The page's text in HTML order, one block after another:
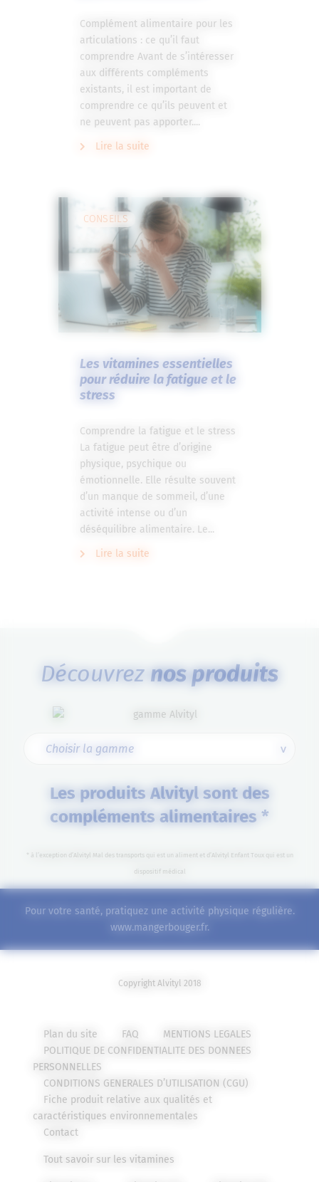
Complément alimentaire pour les
articulations : ce qu’il faut
comprendre Avant de s’intéresser
aux différents compléments
existants, il est important de
comprendre ce qu’ils peuvent et
ne peuvent pas apporter....
Lire la suite
CONSEILS
Les vitamines essentielles
pour réduire la fatigue et le
stress
Comprendre la fatigue et le stress
La fatigue peut être d’origine
physique, psychique ou
émotionnelle. Elle résulte souvent
d’un manque de sommeil, d’une
activité intense ou d’un
déséquilibre alimentaire. Le...
Lire la suite
Découvrez nos produits
Les produits Alvityl sont des
compléments alimentaires *
* à l’exception d’Alvityl Mal des transports qui est un aliment et d’Alvityl Enfant Toux qui est un
dispositif médical
Pour votre santé, pratiquez une activité physique régulière.
www.mangerbouger.fr.
Copyright Alvityl 2018
Plan du site FAQ
MENTIONS LEGALES
POLITIQUE DE CONFIDENTIALITE DES DONNEES
PERSONNELLES
CONDITIONS GENERALES D’UTILISATION (CGU)
Fiche produit relative aux qualités et
caractéristiques environnementales
Contact
Tout savoir sur les vitamines